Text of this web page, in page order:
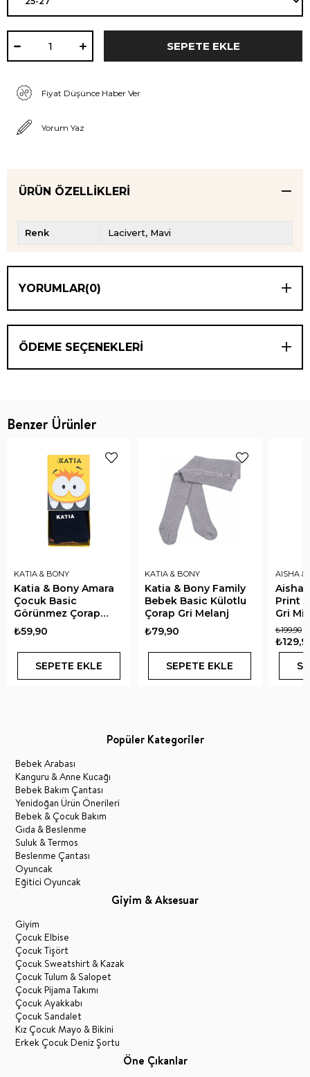
Fiyat Düşünce Haber Ver
Yorum Yaz
ÜRÜN ÖZELLIKLERI
Renk Lacivert Mavi
YORUMLAR(0)
ÖDEME SEÇENEKLERI
Benzer Ürünler
KATIA & BONY
Katia & Bony Amara
Çocuk Basic
Görünmez Çorap
Lacivert
₺59,90
SEPETE EKLE
KATIA & BONY
Katia & Bony Family
Bebek Basic Külotlu
Çorap Gri Melanj
₺79,90
SEPETE EKLE
AISHA &
Aisha
Print
Gri
₺199,90
Popüler Kategoriler
Bebek Arabası
Kanguru & Anne Kucağı
Bebek Bakım Çantası
Yenidoğan Ürün Önerileri
Bebek & Çocuk Bakım
Gıda & Beslenme
Suluk & Termos
Beslenme Çantası
Oyuncak
Eğitici Oyuncak
Giyim & Aksesuar
Giyim
Çocuk Elbise
Çocuk Tişört
Çocuk Sweatshirt & Kazak
Çocuk Tulum & Salopet
Çocuk Pijama Takımı
Çocuk Ayakkabı
Çocuk Sandalet
Kız Çocuk Mayo & Bikini
Erkek Çocuk Deniz Şortu
Öne Çıkanlar